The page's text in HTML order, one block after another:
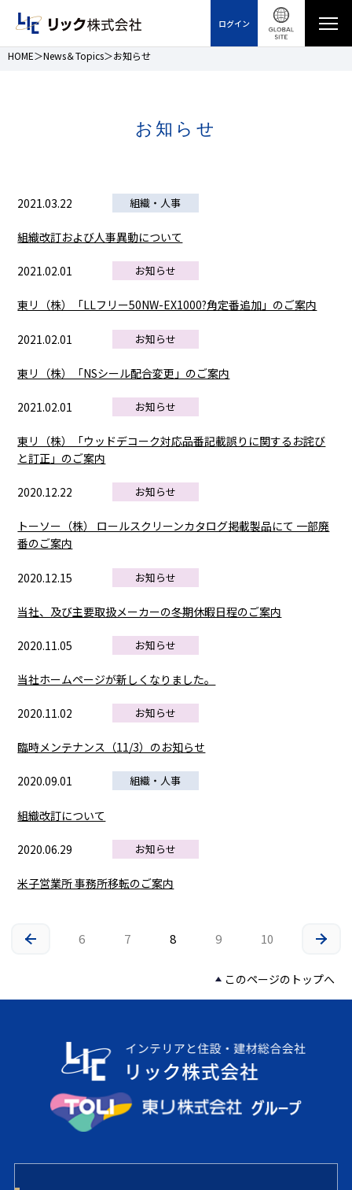
ログイン
HOME News＆Topics お知らせ
お知らせ
2021.03.22 組織・人事
組織改訂および人事異動について
2021.02.01 お知らせ
東リ（株）「LLフリー50NW-EX1000?角定番追加」のご案内
2021.02.01 お知らせ
東リ（株）「NSシール配合変更」のご案内
2021.02.01 お知らせ
東リ（株）「ウッドデコーク対応品番記載誤りに関するお詫び
と訂正」のご案内
2020.12.22 お知らせ
トーソー（株） ロールスクリーンカタログ掲載製品にて 一部廃
番のご案内
2020.12.15 お知らせ
当社、及び主要取扱メーカーの冬期休暇日程のご案内
2020.11.05 お知らせ
当社ホームページが新しくなりました。
2020.11.02 お知らせ
臨時メンテナンス（11/3）のお知らせ
2020.09.01 組織・人事
組織改訂について
2020.06.29 お知らせ
米子営業所 事務所移転のご案内
6 7 8 9 10
このページのトップへ